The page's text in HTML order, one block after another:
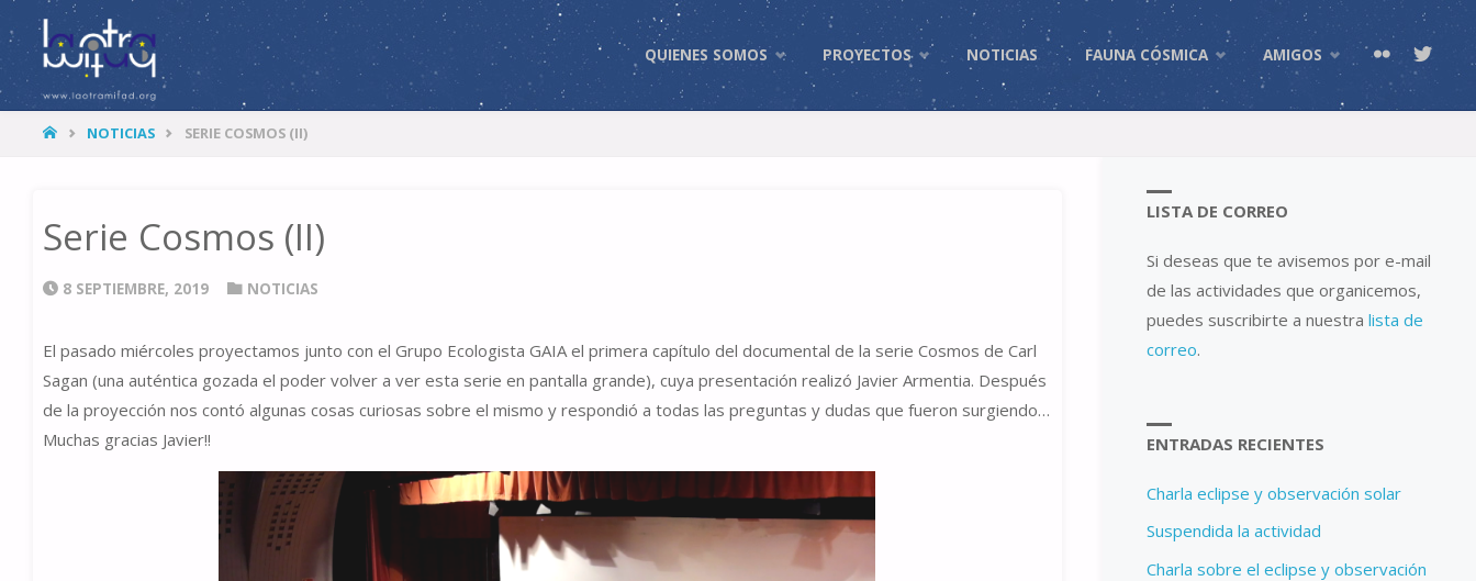
LA
OTRA
MITAD
Skip
to
QUIENES SOMOS PROYECTOS NOTICIAS FAUNA CÓSMICA AMIGOS
HOMENOTICIAS SERIE COSMOS (II)
Serie Cosmos (II)
8 SEPTIEMBRE, 2019 NOTICIAS
El pasado miércoles proyectamos junto con el Grupo Ecologista GAIA el primera capítulo del documental de la serie Cosmos de Carl
Sagan (una auténtica gozada el poder volver a ver esta serie en pantalla grande), cuya presentación realizó Javier Armentia. Después
de la proyección nos contó algunas cosas curiosas sobre el mismo y respondió a todas las preguntas y dudas que fueron surgiendo…
Muchas gracias Javier!!
LISTA DE CORREO
Si deseas que te avisemos por e-mail
de las actividades que organicemos,
puedes suscribirte a nuestralista de
correo.
ENTRADAS RECIENTES
Charla eclipse y observación solar
Suspendida la actividad
Charla sobre el eclipse y observación